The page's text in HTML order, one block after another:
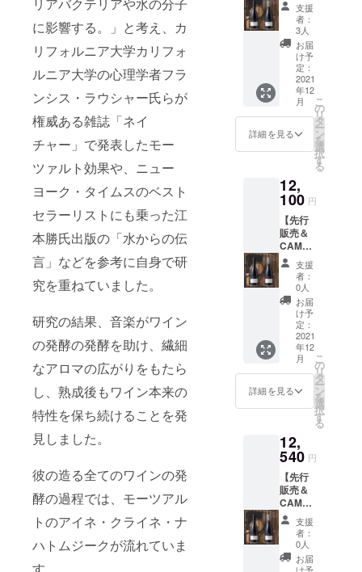
に影響する。」と考え、カ
リフォルニア大学カリフォ
ルニア大学の心理学者フラ
ンシス・ラウシャー氏らが
権威ある雑誌「ネイ
チャー」で発表したモー
ツァルト効果や、ニュー
ヨーク・タイムスのベスト
セラーリストにも乗った江
本勝氏出版の「水からの伝
言」などを参考に自身で研
究を重ねていました。
研究の結果、音楽がワイン
の発酵の発酵を助け、繊細
なアロマの広がりをもたら
し、熟成後もワイン本来の
特性を保ち続けることを発
見しました。
彼の造る全てのワインの発
酵の過程では、モーツアル
トのアイネ・クライネ・ナ
ハトムジークが流れていま
す。
オー
ム ブ
ルゴー
ニュ
産
シャル
ドネ］
750ml
定価：
￥3,850
- 1本
合計2
格
￥7,700
- （税
込・送
料込）
特別価
格
￥7,000
- （税
込・送
料込
￥700-
引き、
10%off
） -------
-----------
-----------
-----------
容を、
赤ワイ
ンと白
ワイン
ご自由
に組み
合わせ
ていた
だくこ
とがで
Baptist
Jessiau
me
A.O.C.
Bourgo
gne
Chardo
nnay
2019
［ジャ
ジェシ
オー
ルゴー
ニュ
産
シャル
ドネ］
750ml
定価：
￥3,850
- 1本
合計2
本
￥7,700
込・送
料込） -
-----------
-----------
-----------
- 2本の
内容
を、赤
ワイン
と白ワ
インご
自由に
組み合
Rouge
2019
［ジャ
ン・バ
プティ
スタ・
ジェシ
オー
ム サ
ノノ
ワー
ル］
750ml
定価：
￥6,050
- 白ワイ
ン
Jean
Baptist
Jessiau
A.O.C.
Santen
ay
Blanc
プティ
スタ・
オー
ム サ
ント
ネー
産
シャル
ドネ］
限定
10%割
引＆
CAMPF
IRE限定
送料込
み】
リュ
リー一
級畑ワ
イン2本
セット
ン
Jean
Baptist
Jessiau
me
A.O.C.
Rully
premier
cru "La
Fosse"
Rouge
2019
［ジャ
ン・バ
プティ
スタ・
リュ
リー一
級畑
「ラ・
フォッ
セ」
産 ピ
ノノ
ワー
ル］
支援
者：
3人
お届
け予
定：
2021
年12
月
詳細を見る
こ
の
リ
タ
ー
ン
を
選
択
す
る
12,
100 円
【先行
販売＆
CAMPF
IRE限定
送料込
み】サ
ント
ネー産
ワイン2
本セッ
イン
Jean
Baptist
e
Jessiau
A.O.C.
Santen
ay
Rouge
2019
［ジャ
ン・バ
プティ
スタ・
ジェシ
オー
支援
者：
0人
お届
け予
定：
2021
年12
月
詳細を見る
こ
の
リ
タ
ー
ン
を
選
択
す
る
12,
540 円
【先行
販売＆
CAMPF
IRE限定
送料込
み】
リュ
リー一
支援
者：
0人
お届
け予